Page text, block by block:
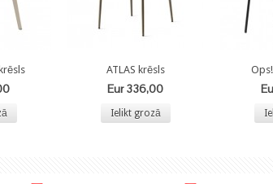
ATLAS krēsls
Eur 336,00
Ielikt grozā